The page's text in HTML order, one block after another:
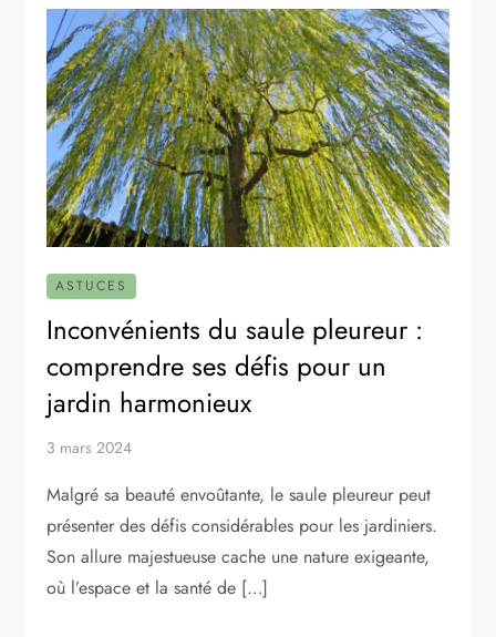
ASTUCES
Inconvénients du saule pleureur :
comprendre ses défis pour un
jardin harmonieux
3 mars 2024
Malgré sa beauté envoûtante, le saule pleureur peut
présenter des défis considérables pour les jardiniers.
Son allure majestueuse cache une nature exigeante,
où l’espace et la santé de […]